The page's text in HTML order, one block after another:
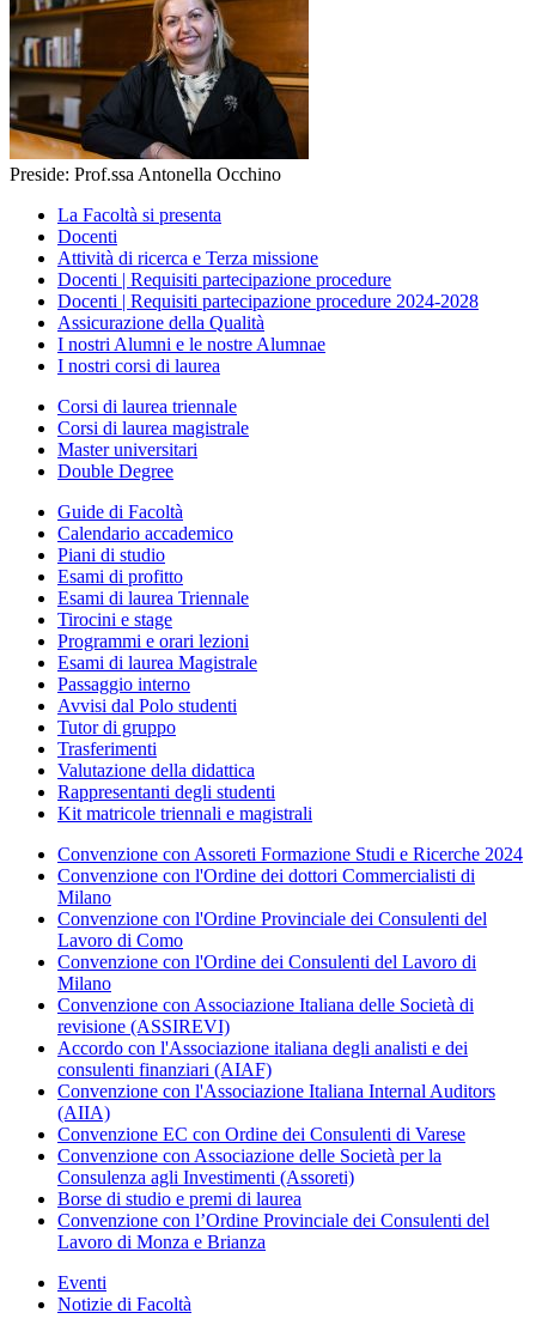
Preside: Prof.ssa Antonella Occhino
La Facoltà si presenta
Docenti
Attività di ricerca e Terza missione
Docenti | Requisiti partecipazione procedure
Docenti | Requisiti partecipazione procedure 2024-2028
Assicurazione della Qualità
I nostri Alumni e le nostre Alumnae
I nostri corsi di laurea
Corsi di laurea triennale
Corsi di laurea magistrale
Master universitari
Double Degree
Guide di Facoltà
Calendario accademico
Piani di studio
Esami di profitto
Esami di laurea Triennale
Tirocini e stage
Programmi e orari lezioni
Esami di laurea Magistrale
Passaggio interno
Avvisi dal Polo studenti
Tutor di gruppo
Trasferimenti
Valutazione della didattica
Rappresentanti degli studenti
Kit matricole triennali e magistrali
Convenzione con Assoreti Formazione Studi e Ricerche 2024
Convenzione con l'Ordine dei dottori Commercialisti di
Milano
Convenzione con l'Ordine Provinciale dei Consulenti del
Lavoro di Como
Convenzione con l'Ordine dei Consulenti del Lavoro di
Milano
Convenzione con Associazione Italiana delle Società di
revisione (ASSIREVI)
Accordo con l'Associazione italiana degli analisti e dei
consulenti finanziari (AIAF)
Convenzione con l'Associazione Italiana Internal Auditors
(AIIA)
Convenzione EC con Ordine dei Consulenti di Varese
Convenzione con Associazione delle Società per la
Consulenza agli Investimenti (Assoreti)
Borse di studio e premi di laurea
Convenzione con l’Ordine Provinciale dei Consulenti del
Lavoro di Monza e Brianza
Eventi
Notizie di Facoltà